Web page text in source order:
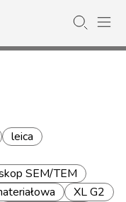
leica
SEM/TEM
XL G2